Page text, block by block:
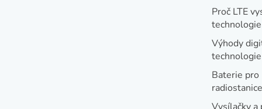
Proč LTE
technologie
Výhody
Baterie
radiostanice